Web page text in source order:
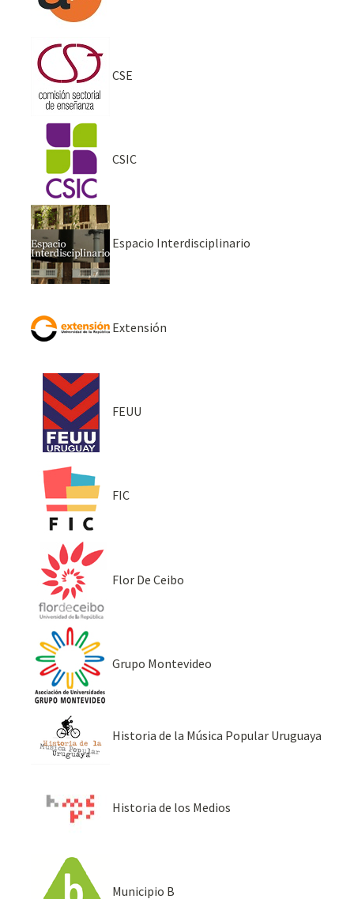
CSE
CSIC
Espacio Interdisciplinario
Extensión
FEUU
FIC
Flor De Ceibo
Grupo Montevideo
Historia de la Música Popular Uruguaya
Historia de los Medios
Municipio B